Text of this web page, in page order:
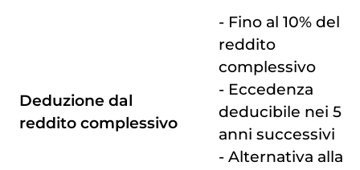
Deduzione dal
reddito complessivo
- Fino al 10% del
reddito
complessivo
- Eccedenza
deducibile nei 5
anni successivi
- Alternativa alla